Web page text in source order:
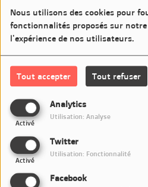
Nous utilisons des cookies pour
fonctionnalités proposés sur
l'expérience de nos utilisateurs.
Tout accepter Tout refuser
Analytics
Activé
Utilisation: Analyse
Twitter
Activé
Utilisation: Fonctionnalité
Facebook
Commentaires(0)
Connectez-vous pour
SE